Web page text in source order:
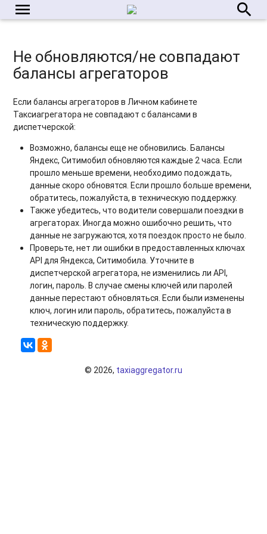
menu search
Не обновляются/не совпадают
балансы агрегаторов
Если балансы агрегаторов в Личном кабинете
Таксиагрегатора не совпадают с балансами в
диспетчерской:
Возможно, балансы еще не обновились. Балансы
Яндекс, Ситимобил обновляются каждые 2 часа. Если
прошло меньше времени, необходимо подождать,
данные скоро обновятся. Если прошло больше времени,
обратитесь, пожалуйста, в техническую поддержку.
Также убедитесь, что водители совершали поездки в
агрегаторах. Иногда можно ошибочно решить, что
данные не загружаются, хотя поездок просто не было.
Проверьте, нет ли ошибки в предоставленных ключах
API для Яндекса, Ситимобила. Уточните в
диспетчерской агрегатора, не изменились ли API,
логин, пароль. В случае смены ключей или паролей
данные перестают обновляться. Если были изменены
ключ, логин или пароль, обратитесь, пожалуйста в
техническую поддержку.
© 2026, taxiaggregator.ru